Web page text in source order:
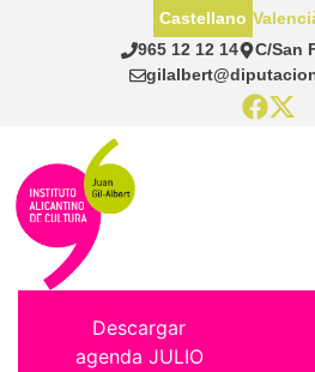
965 12 12 14
C/San
Castellano
Descargar
agenda JULIO